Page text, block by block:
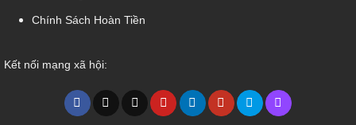
Chính Sách Hoàn Tiền
Kết nối mạng xã hội: